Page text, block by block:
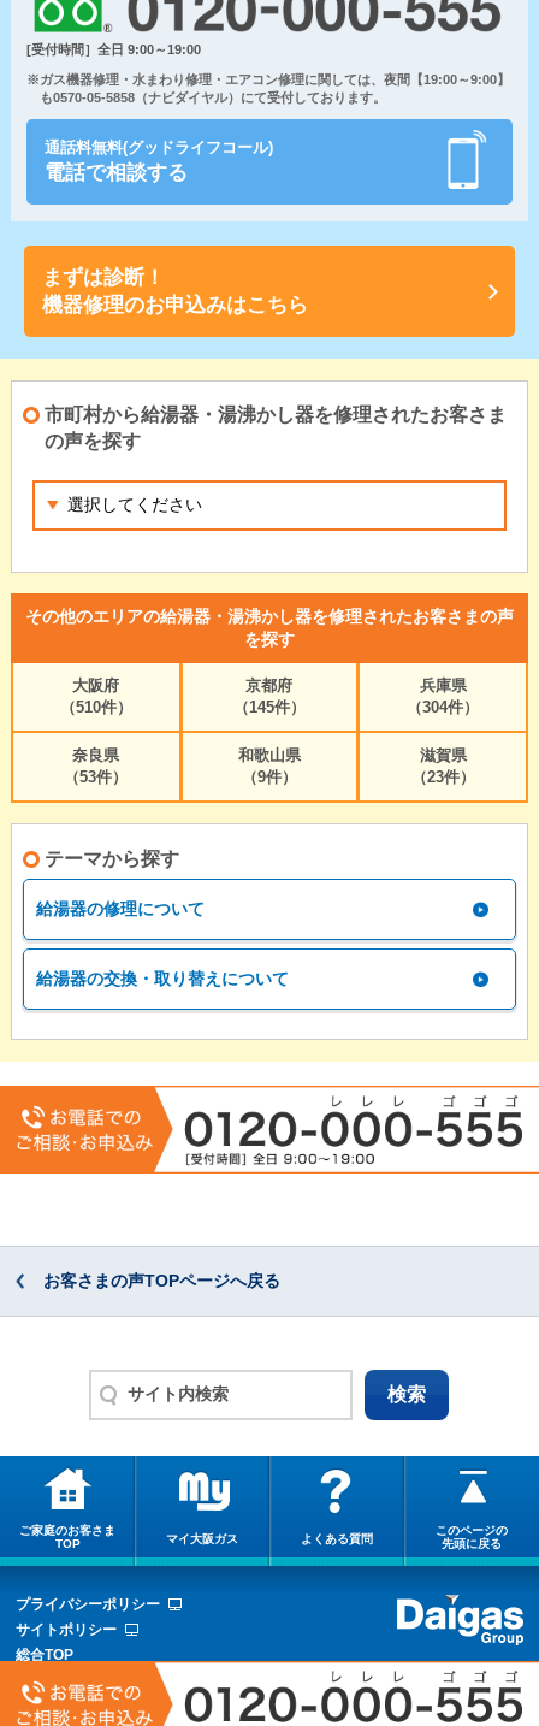
[受付時間］全日 9:00～19:00
※ガス機器修理・水まわり修理・エアコン修理に関しては、夜間【19:00～9:00】
も0570-05-5858（ナビダイヤル）にて受付しております。
通話料無料(グッドライフコール)
電話で相談する
まずは診断！
機器修理のお申込みはこちら
市町村から給湯器・湯沸かし器を修理されたお客さま
の声を探す
その他のエリアの給湯器・湯沸かし器を修理されたお客さまの声
を探す
大阪府
（510件）
京都府
（145件）
兵庫県
（304件）
奈良県
（53件）
和歌山県
（9件）
滋賀県
（23件）
テーマから探す
給湯器の修理について
給湯器の交換・取り替えについて
お客さまの声TOPページへ戻る
ご家庭のお客さま
TOP
マイ大阪ガス よくある質問
このページの
先頭に戻る
プライバシーポリシー
サイトポリシー
総合TOP
サイトマップ